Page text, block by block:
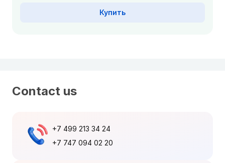
Купить
Contact us
+7 499 213 34 24
+7 747 094 02 20